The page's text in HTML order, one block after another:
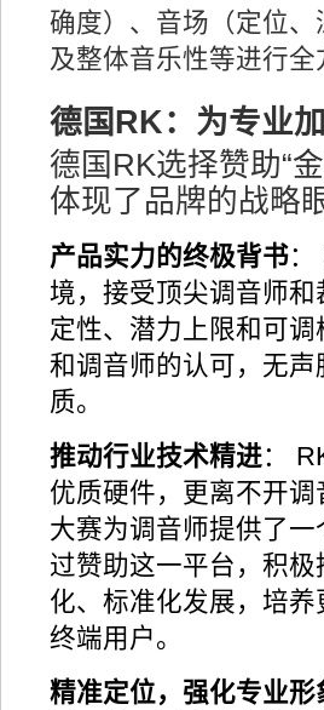
确度）、音场（定位
及整体音乐性等进行
德国RK：为专业
德国RK选择赞助“
体现了品牌的战略
产品实力的终极背书
境，接受顶尖调音师
定性、潜力上限和可
和调音师的认可，无
质。
推动行业技术精进：
优质硬件，更离不开调
大赛为调音师提供了
过赞助这一平台，积
化、标准化发展，培养
终端用户。
精准定位，强化专业形